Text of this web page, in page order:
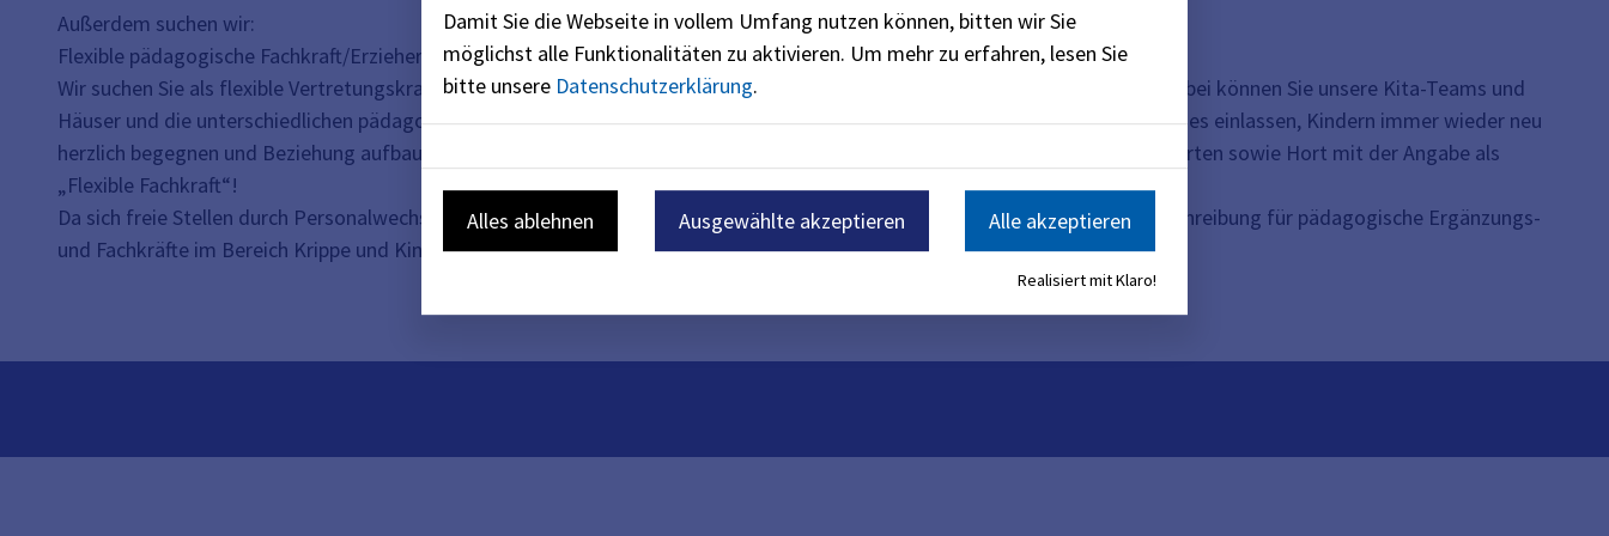
Außerdem suchen wir:
Flexible pädagogische Fachkraft/Erzieher*in in Voll- oder Teilzeit
Wir suchen Sie als flexible Vertretungskraft für längere und kürzere Einsätze bei Personalausfällen in unseren Einrichtungen. Dabei können Sie unsere Kita-Teams und
Häuser und die unterschiedlichen pädagogischen Konzepte und Sozialräume kennen lernen. Wenn Sie sich gerne auf etwas Neues einlassen, Kindern immer wieder neu
herzlich begegnen und Beziehung aufbauen können, dann bewerben Sie sich als pädagogische Fachkraft in Krippe und Kindergarten sowie Hort mit der Angabe als
„Flexible Fachkraft“!
Da sich freie Stellen durch Personalwechsel auch kurzfristig ergeben können, können Sie sich jederzeit über unsere Dauerausschreibung für pädagogische Ergänzungs-
und Fachkräfte im Bereich Krippe und Kindergarten sowie Hort bewerben und ihren Wunsch-Arbeitsbereich angeben.
Damit Sie die Webseite in vollem Umfang nutzen können, bitten wir Sie
möglichst alle Funktionalitäten zu aktivieren. Um mehr zu erfahren, lesen Sie
bitte unsere Datenschutzerklärung.
Alles ablehnen Ausgewählte akzeptieren Alle akzeptieren
Realisiert mit Klaro!